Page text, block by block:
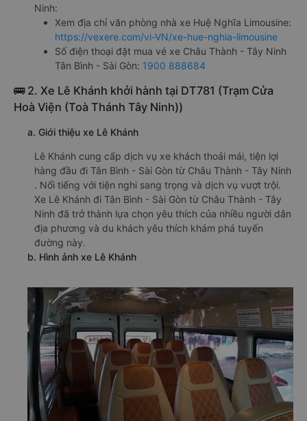
Ninh:
Xem địa chỉ văn phòng nhà xe Huệ Nghĩa Limousine:
https://vexere.com/vi-VN/xe-hue-nghia-limousine
Số điện thoại đặt mua vé xe Châu Thành - Tây Ninh
Tân Bình - Sài Gòn: 1900 888684
🚌 2. Xe Lê Khánh khởi hành tại DT781 (Trạm Cửa
Hoà Viện (Toà Thánh Tây Ninh))
a. Giới thiệu xe Lê Khánh
Lê Khánh cung cấp dịch vụ xe khách thoải mái, tiện lợi
hàng đầu đi Tân Bình - Sài Gòn từ Châu Thành - Tây Ninh
. Nổi tiếng với tiện nghi sang trọng và dịch vụ vượt trội.
Xe Lê Khánh đi Tân Bình - Sài Gòn từ Châu Thành - Tây
Ninh đã trở thành lựa chọn yêu thích của nhiều người dân
địa phương và du khách yêu thích khám phá tuyến
đường này.
b. Hình ảnh xe Lê Khánh